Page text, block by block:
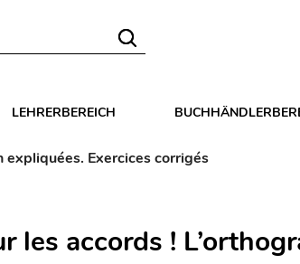
LEHRERBEREICH
expliquées. Exercices corrigés
les accords !